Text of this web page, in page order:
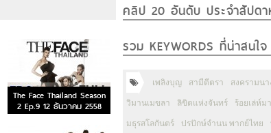
The Face Thailand Season
2 Ep.9 12 ธันวาคม 2558
คลิป 20 อันดับ ประจำสัปดา
รวม KEYWORDS ที่น่าสนใจ
เพลิงบุญ สามีตีตรา สงครามน
วิมานเมขลา ลิขิตแห่งจันทร์ ร้อยเล่ห์ม
มธุรสโลกันตร์ ปรปักษ์จำนน พากย์ไทย